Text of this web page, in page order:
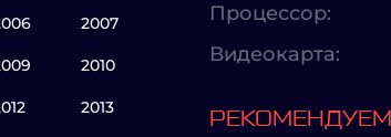
2007
2010
2013
Процессор:
Видеокарта: